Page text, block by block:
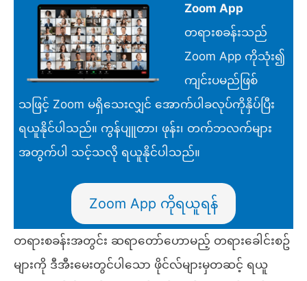
Zoom App
တရားစခန်းသည်
Zoom App ကိုသုံး၍
ကျင်းပမည်ဖြစ်
သဖြင့် Zoom မရှိသေးလျှင် အောက်ပါခလုပ်ကိုနှိပ်ပြီး
ရယူနိုင်ပါသည်။ ကွန်ပျူတာ၊ ဖုန်း၊ တက်ဘလက်များ
အတွက်ပါ သင့်သလို ရယူနိုင်ပါသည်။
Zoom App ကိုရယူရန်
တရားစခန်းအတွင်း ဆရာတော်ဟောမည့် တရားခေါင်းစဥ်
များကို ဒီအီးမေးတွင်ပါသော ဖိုင်လ်များမှတဆင့် ရယူ